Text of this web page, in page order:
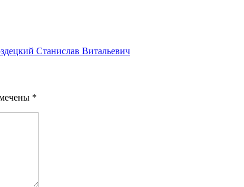
Станислав Витальевич
*